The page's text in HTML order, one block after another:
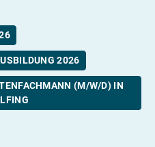
2026
(M/W/D) IN